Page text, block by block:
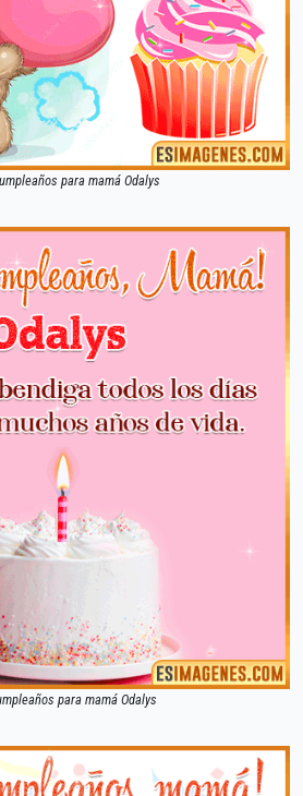
para mamá Odalys
para mamá Odalys